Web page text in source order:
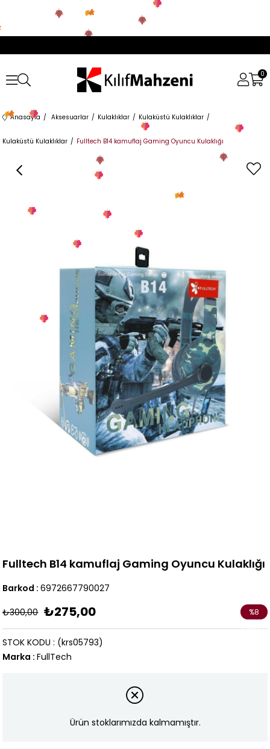
0
Anasayfa Aksesuarlar Kulaklıklar Kulaküstü Kulaklıklar
Kulaküstü Kulaklıklar Fulltech B14 kamuflaj Gaming Oyuncu Kulaklığı
Fulltech B14 kamuflaj Gaming Oyuncu Kulaklığı
Barkod : 6972667790027
₺300,00 ₺275,00 %8
İndirim
(krs05793)
STOK KODU
Marka : FullTech
Ürün stoklarımızda kalmamıştır.